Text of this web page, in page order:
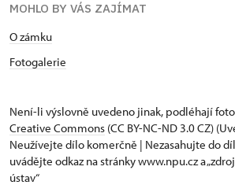
MOHLO BY VÁS ZAJÍMAT
O zámku
Fotogalerie
Není-li výslovně uvedeno jinak, podléhají
Creative Commons (CC BY-NC-ND 3.0 CZ)
Neužívejte dílo komerčně | Nezasahujte do
uvádějte odkaz na stránky www.npu.cz a
ústav“